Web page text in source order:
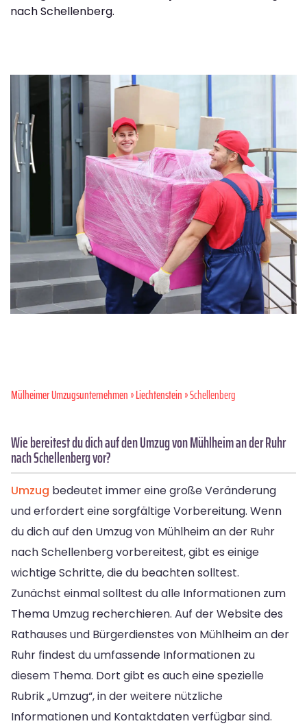
nach Schellenberg.
Mülheimer Umzugsunternehmen»Liechtenstein» Schellenberg
Wie bereitest du dich auf den Umzug von Mühlheim an der Ruhr
nach Schellenberg vor?
Umzug bedeutet immer eine große Veränderung
und erfordert eine sorgfältige Vorbereitung. Wenn
du dich auf den Umzug von Mühlheim an der Ruhr
nach Schellenberg vorbereitest, gibt es einige
wichtige Schritte, die du beachten solltest.
Zunächst einmal solltest du alle Informationen zum
Thema Umzug recherchieren. Auf der Website des
Rathauses und Bürgerdienstes von Mühlheim an der
Ruhr findest du umfassende Informationen zu
diesem Thema. Dort gibt es auch eine spezielle
Rubrik „Umzug“, in der weitere nützliche
Informationen und Kontaktdaten verfügbar sind.